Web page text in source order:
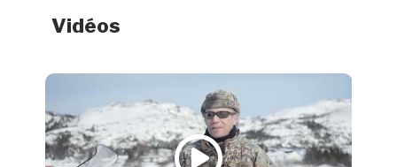
Vidéos